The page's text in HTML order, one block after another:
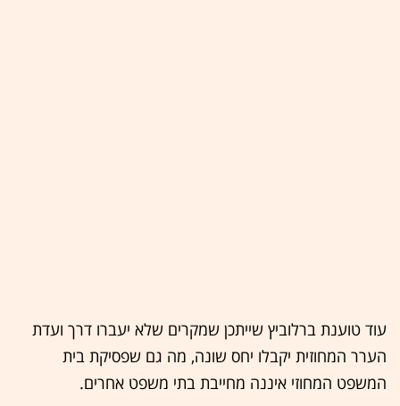
עוד טוענת ברלוביץ שייתכן שמקרים שלא יעברו דרך ועדת
הערר המחוזית יקבלו יחס שונה, מה גם שפסיקת בית
המשפט המחוזי איננה מחייבת בתי משפט אחרים.